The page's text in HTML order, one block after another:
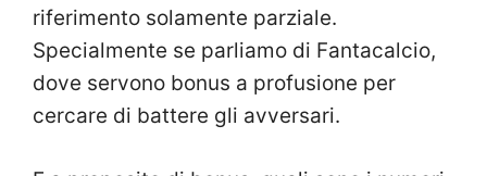
riferimento solamente parziale.
Specialmente se parliamo di Fantacalcio,
dove servono bonus a profusione per
cercare di battere gli avversari.